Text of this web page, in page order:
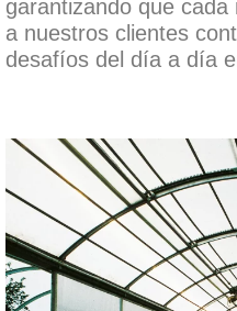
garantizando que
a nuestros clientes
desafíos del día a día